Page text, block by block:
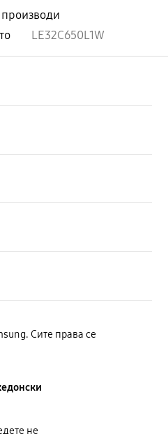
LE32C650L1W
Сите права се
не